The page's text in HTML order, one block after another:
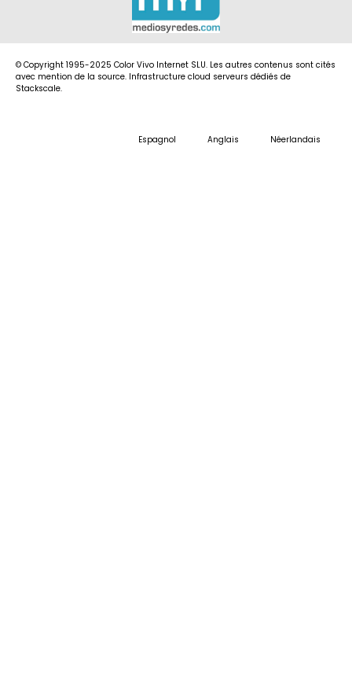
© Copyright 1995-2025 Color Vivo Internet SLU. Les autres contenus sont cités
avec mention de la source. Infrastructure cloud serveurs dédiés de
Stackscale.
Espagnol Anglais Néerlandais